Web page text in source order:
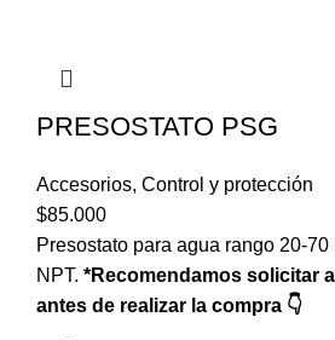
PRESOSTATO PSG
Accesorios, Control y protección
$85.000
Presostato para agua rango 20-
NPT. *Recomendamos solicitar
antes de realizar la compra 👇